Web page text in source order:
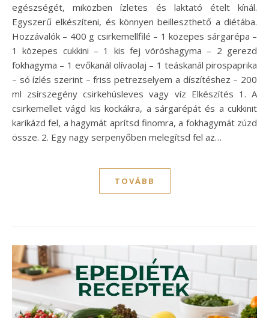
egészségét, miközben ízletes és laktató ételt kínál.
Egyszerű elkészíteni, és könnyen beilleszthető a diétába.
Hozzávalók – 400 g csirkemellfilé – 1 közepes sárgarépa –
1 közepes cukkini – 1 kis fej vöröshagyma – 2 gerezd
fokhagyma – 1 evőkanál olívaolaj – 1 teáskanál pirospaprika
– só ízlés szerint – friss petrezselyem a díszítéshez – 200
ml zsírszegény csirkehúsleves vagy víz Elkészítés 1. A
csirkemellet vágd kis kockákra, a sárgarépát és a cukkinit
karikázd fel, a hagymát aprítsd finomra, a fokhagymát zúzd
össze. 2. Egy nagy serpenyőben melegítsd fel az…
TOVÁBB